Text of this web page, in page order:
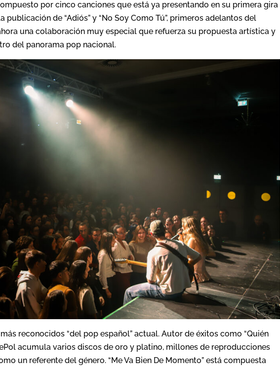
por cinco canciones que está ya presentando en su primera gira
publicación de “Adiós” y “No Soy Como Tú”, primeros adelantos del
una colaboración muy especial que refuerza su propuesta artística y
del panorama pop nacional.
reconocidos “del pop español” actual. Autor de éxitos como “Quién
DePol acumula varios discos de oro y platino, millones de reproducciones
un referente del género. “Me Va Bien De Momento” está compuesta